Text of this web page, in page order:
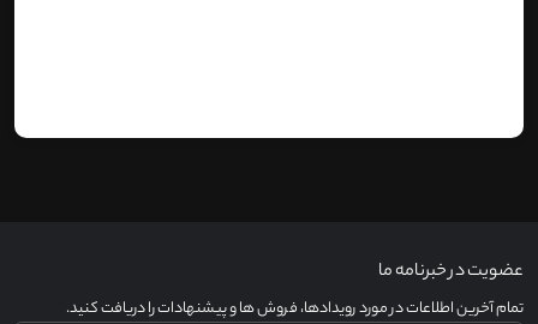
عضویت در خبرنامه ما
تمام آخرین اطلاعات در مورد رویدادها، فروش ها و پیشنهادات را دریافت کنید.